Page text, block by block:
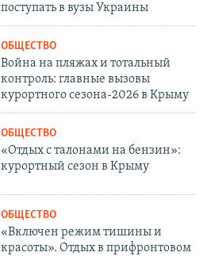
поступать в вузы Украины
ОБЩЕСТВО
Война на пляжах и тотальный
контроль: главные вызовы
курортного сезона-2026 в Крыму
ОБЩЕСТВО
«Отдых с талонами на бензин»:
курортный сезон в Крыму
ОБЩЕСТВО
«Включен режим тишины и
красоты». Отдых в прифронтовом